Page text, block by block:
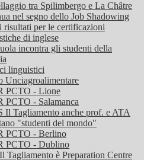
tra Spilimbergo e La Châtre
nel segno dello Job Shadowing
risultati per le certificazioni
di inglese
incontra gli studenti della
linguistici
Unciagroalimentare
PCTO - Lione
PCTO - Salamanca
Il Tagliamento anche prof. e ATA
"studenti del mondo"
PCTO - Berlino
PCTO - Dublino
Tagliamento è Preparation Centre